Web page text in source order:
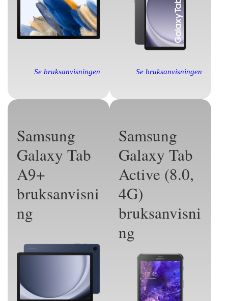
Se bruksanvisningen Se bruksanvisningen
Samsung
Galaxy Tab
A9+
bruksanvisni
ng
Samsung
Galaxy Tab
Active (8.0,
4G)
bruksanvisni
ng